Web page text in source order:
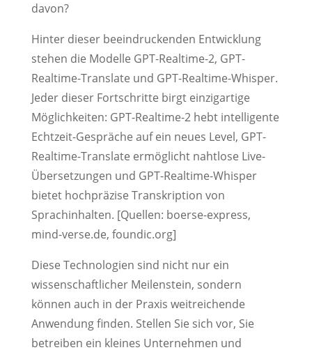
davon?
Hinter dieser beeindruckenden Entwicklung
stehen die Modelle GPT-Realtime-2, GPT-
Realtime-Translate und GPT-Realtime-Whisper.
Jeder dieser Fortschritte birgt einzigartige
Möglichkeiten: GPT-Realtime-2 hebt intelligente
Echtzeit-Gespräche auf ein neues Level, GPT-
Realtime-Translate ermöglicht nahtlose Live-
Übersetzungen und GPT-Realtime-Whisper
bietet hochpräzise Transkription von
Sprachinhalten. [Quellen: boerse-express,
mind-verse.de, foundic.org]
Diese Technologien sind nicht nur ein
wissenschaftlicher Meilenstein, sondern
können auch in der Praxis weitreichende
Anwendung finden. Stellen Sie sich vor, Sie
betreiben ein kleines Unternehmen und